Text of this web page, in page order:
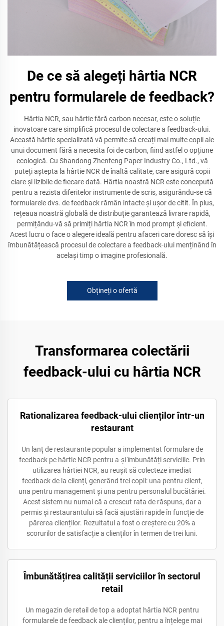
De ce să alegeți hârtia NCR
pentru formularele de feedback?
Hârtia NCR, sau hârtie fără carbon necesar, este o soluție
inovatoare care simplifică procesul de colectare a feedback-ului.
Această hârtie specializată vă permite să creați mai multe copii ale
unui document fără a necesita foi de carbon, fiind astfel o opțiune
ecologică. Cu Shandong Zhenfeng Paper Industry Co., Ltd., vă
puteți aștepta la hârtie NCR de înaltă calitate, care asigură copii
clare și lizibile de fiecare dată. Hârtia noastră NCR este concepută
pentru a rezista diferitelor instrumente de scris, asigurându-se că
formularele dvs. de feedback rămân intacte și ușor de citit. În plus,
rețeaua noastră globală de distribuție garantează livrare rapidă,
permițându-vă să primiți hârtia NCR în mod prompt și eficient.
Acest lucru o face o alegere ideală pentru afaceri care doresc să își
îmbunătățească procesul de colectare a feedback-ului menținând în
același timp o imagine profesională.
Obțineți o ofertă
Transformarea colectării
feedback-ului cu hârtia NCR
Rationalizarea feedback-ului clienților într-un
restaurant
Un lanț de restaurante popular a implementat formulare de
feedback pe hârtie NCR pentru a-și îmbunătăți serviciile. Prin
utilizarea hârtiei NCR, au reușit să colecteze imediat
feedback de la clienți, generând trei copii: una pentru client,
una pentru management și una pentru personalul bucătăriei.
Acest sistem nu numai că a crescut rata de răspuns, dar a
permis și restaurantului să facă ajustări rapide în funcție de
părerea clienților. Rezultatul a fost o creștere cu 20% a
scorurilor de satisfacție a clienților în termen de trei luni.
Îmbunătățirea calității serviciilor în sectorul
retail
Un magazin de retail de top a adoptat hârtia NCR pentru
formularele de feedback ale clienților, pentru a înțelege mai